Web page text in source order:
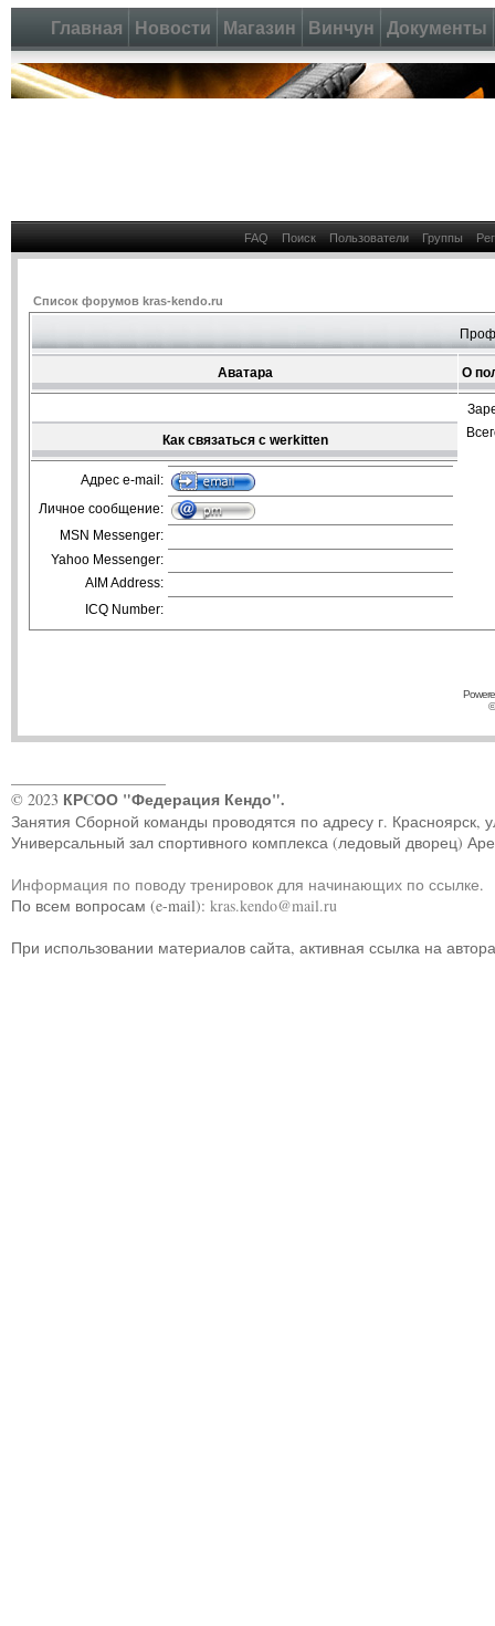
Главная Новости Магазин Винчун Документы
FAQ Поиск Пользователи Группы
Список форумов kras-kendo.ru
Аватара О
Как связаться с werkitten
Адрес e-mail:
Личное сообщение:
MSN Messenger:
Yahoo Messenger:
AIM Address:
ICQ Number:
© 2023 КРCОО "Федерация Кендо".
Занятия Сборной команды проводятся по адресу г. Красноярск,
Универсальный зал спортивного комплекса (ледовый дворец)
Информация по поводу тренировок для начинающих по ссылке.
По всем вопросам (e-mail): kras.kendo@mail.ru
При использовании материалов сайта, активная ссылка на